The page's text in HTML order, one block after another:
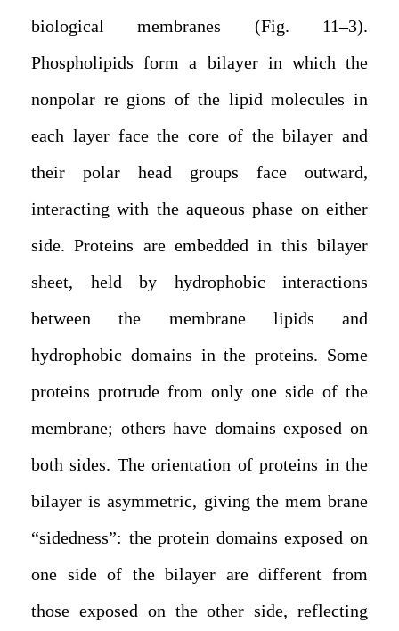
biological membranes (Fig. 11–3).
Phospholipids form a bilayer in which the
nonpolar re gions of the lipid molecules in
each layer face the core of the bilayer and
their polar head groups face outward,
interacting with the aqueous phase on either
side. Proteins are embedded in this bilayer
sheet, held by hydrophobic interactions
between the membrane lipids and
hydrophobic domains in the proteins. Some
proteins protrude from only one side of the
membrane; others have domains exposed on
both sides. The orientation of proteins in the
bilayer is asymmetric, giving the mem brane
“sidedness”: the protein domains exposed on
one side of the bilayer are different from
those exposed on the other side, reflecting